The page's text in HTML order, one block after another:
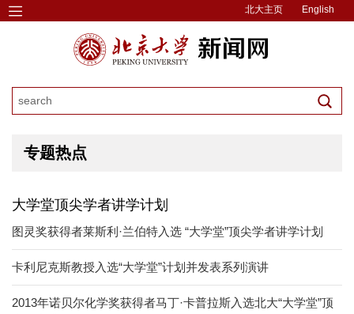
北大主页 English
专题热点
大学堂顶尖学者讲学计划
图灵奖获得者莱斯利·兰伯特入选 “大学堂”顶尖学者讲学计划
卡利尼克斯教授入选“大学堂”计划并发表系列演讲
2013年诺贝尔化学奖获得者马丁·卡普拉斯入选北大“大学堂”顶